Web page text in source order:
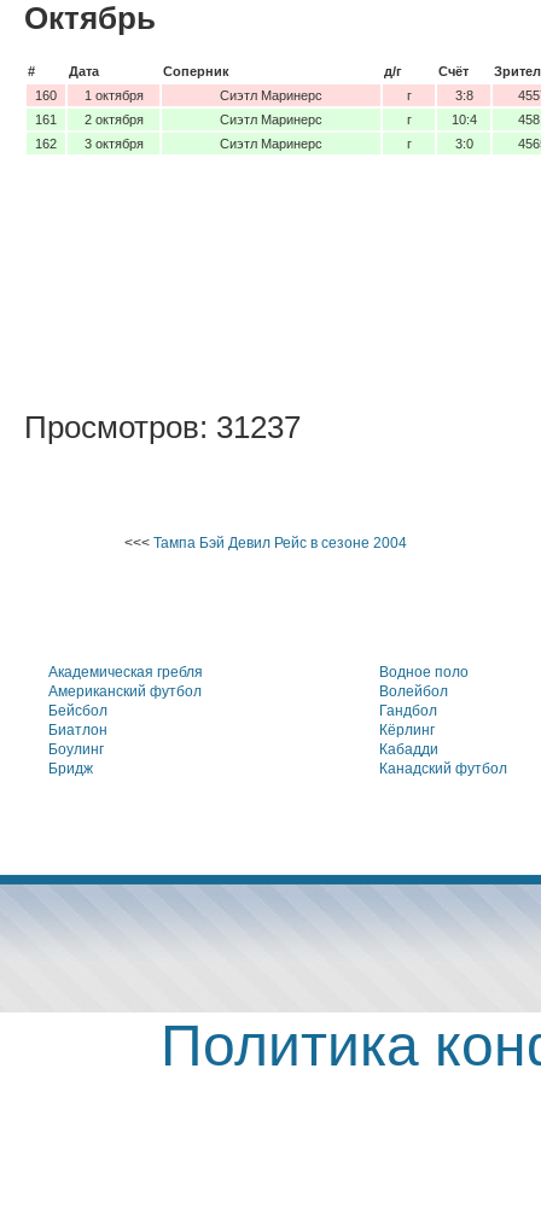
Октябрь
# Дата Соперник д/г Счёт
160
1 октября Сиэтл Маринерс г 3:8
161
2 октября Сиэтл Маринерс г 10:4
162
3 октября Сиэтл Маринерс г 3:0
Просмотров: 31237
<<< Тампа Бэй Девил Рейс в сезоне 2004
Академическая гребля
Американский футбол
Бейсбол
Биатлон
Боулинг
Бридж
Водное поло
Волейбол
Гандбол
Кёрлинг
Кабадди
Канадский футбол
Политика